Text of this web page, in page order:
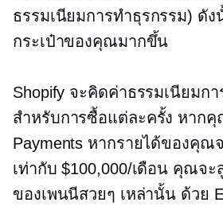
ธรรมเนียมการทำธุรกรรม) ดัง
กระเป๋าของคุณมากขึ้น
Shopify จะคิดค่าธรรมเนียมก
สำหรับการซื้อแต่ละครั้ง หากคุ
Payments หากรายได้ของคุณ
เท่ากับ $100,000/เดือน คุณจ
ของเพนนีสวยๆ เหล่านั้น ด้วย